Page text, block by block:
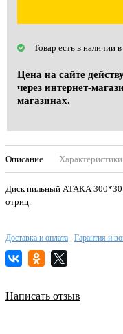
Товар есть в наличии в
Цена на сайте
через интернет-
магазинах.
Описание Характеристики
Диск пильный АТАКА
Доставка и оплата Гарантия и
Написать отзыв